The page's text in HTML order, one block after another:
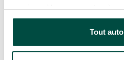
continuez à utiliser notre site
Tout
pour
fermés.